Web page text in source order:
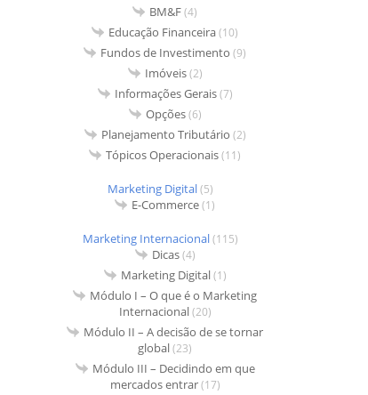
BM&F(4)
Educação Financeira(10)
Fundos de Investimento (9)
Imóveis(2)
Informações Gerais(7)
Opções(6)
Planejamento Tributário (2)
Tópicos Operacionais(11)
Marketing Digital(5)
E-Commerce(1)
Marketing Internacional(115)
Dicas(4)
Marketing Digital(1)
Módulo I – O que é o Marketing
Internacional(20)
Módulo II – A decisão de se tornar
global(23)
Módulo III – Decidindo em que
mercados entrar(17)